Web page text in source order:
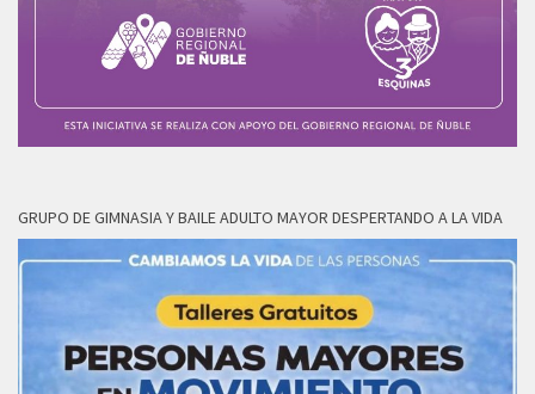
GRUPO DE GIMNASIA Y BAILE ADULTO MAYOR DESPERTANDO A LA VIDA